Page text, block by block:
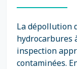
La dépollution
hydrocarbures
inspection
contaminées.